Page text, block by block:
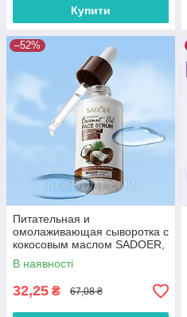
Купити
–52%
Питательная и
омолаживающая сыворотка с
кокосовым маслом SADOER,
40мл.
В наявності
32,25 ₴ 67,08 ₴